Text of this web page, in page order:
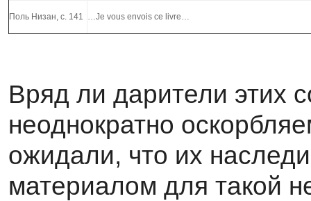
Поль Низан, с. 141 …Je vous envois ce livre…
Вряд ли дарители этих
неоднократно
ожидали, что их
материалом для такой